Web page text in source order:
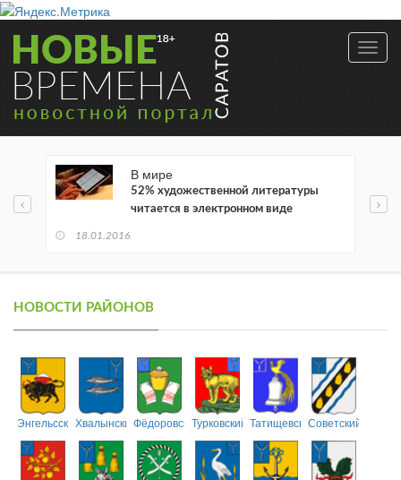
В мире
52% художественной литературы
читается в электронном виде
18.01.2016
НОВОСТИ РАЙОНОВ
ЭнгельсскийХвалынскийФёдоровскийТурковский ТатищевскийСоветский